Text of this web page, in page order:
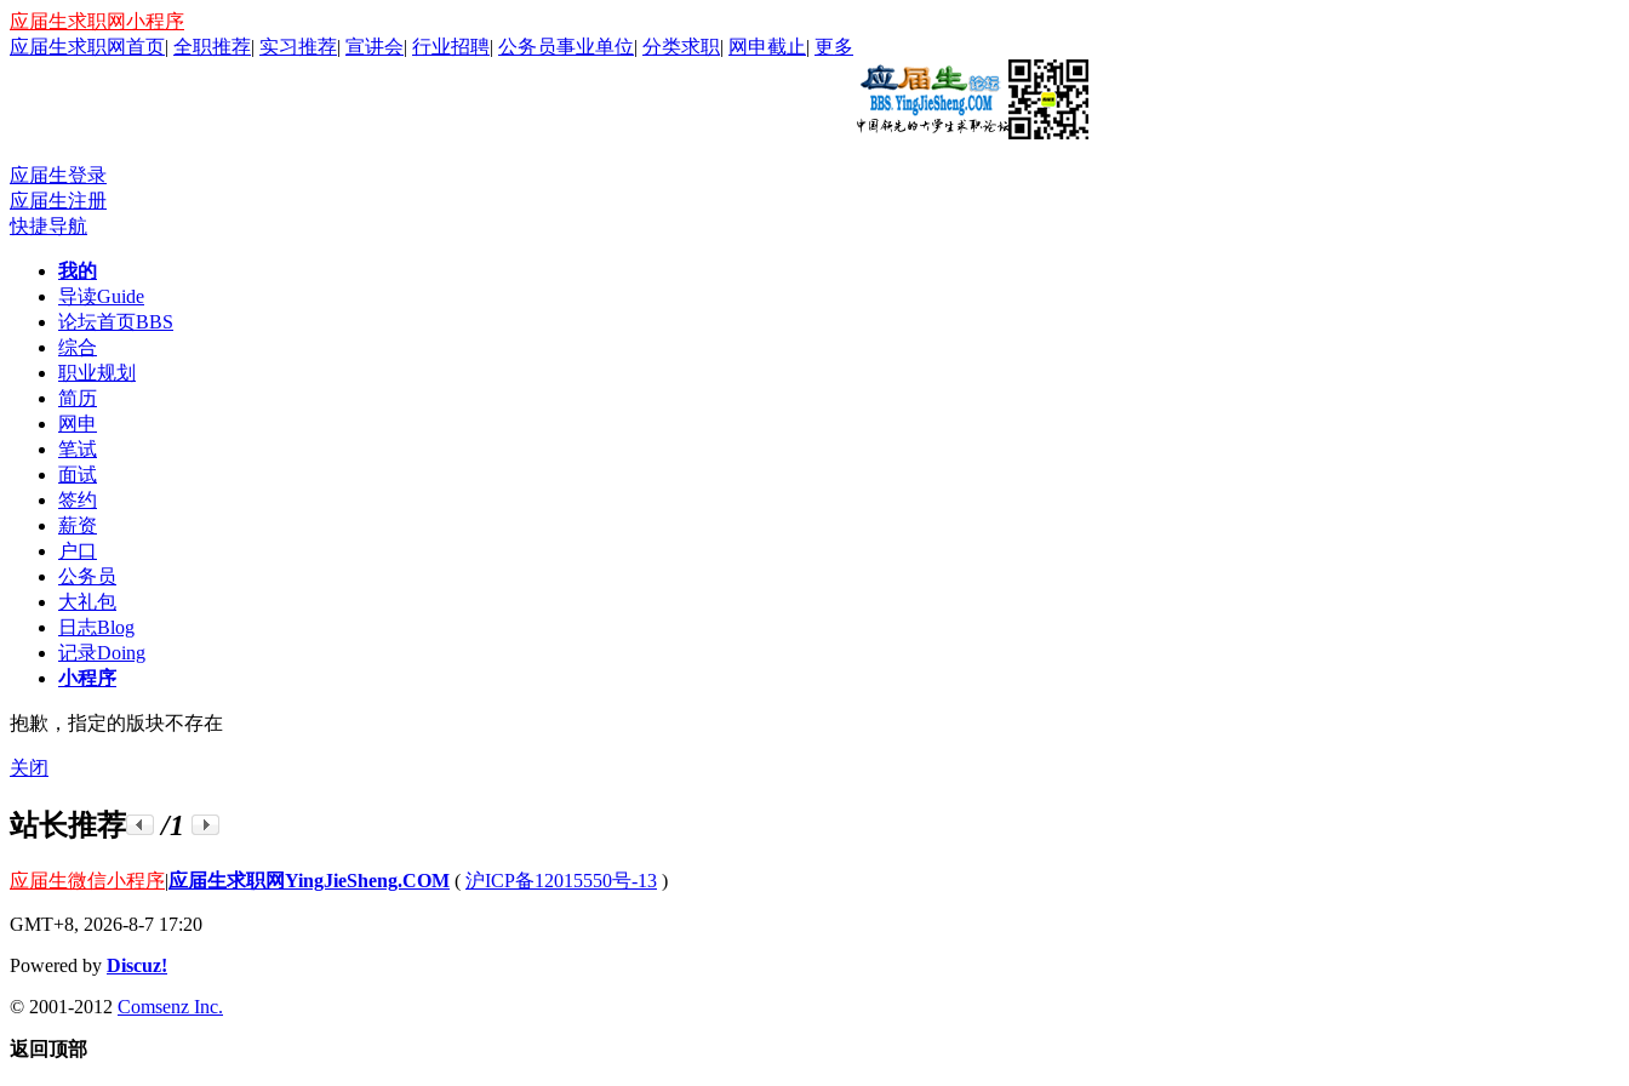
应届生求职网小程序
应届生求职网首页| 全职推荐| 实习推荐| 宣讲会| 行业招聘| 公务员事业单位| 分类求职| 网申截止| 更多
应届生登录
应届生注册
快捷导航
我的
导读Guide
论坛首页BBS
综合
职业规划
简历
网申
笔试
面试
签约
薪资
户口
公务员
大礼包
日志Blog
记录Doing
小程序
抱歉，指定的版块不存在
关闭
站长推荐 /1
应届生微信小程序|应届生求职网YingJieSheng.COM ( 沪ICP备12015550号-13 )
GMT+8, 2026-8-7 17:20
Powered by Discuz!
© 2001-2012 Comsenz Inc.
返回顶部